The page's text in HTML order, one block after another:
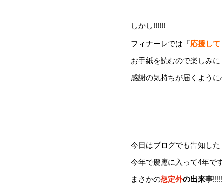
しかし!!!!!!
フィナーレでは『応援し
お手紙を読むので楽しみ
感謝の気持ちが届くよう
今日はブログでも告知した
今年で慶應に入って4年で
まさかの想定外の出来事